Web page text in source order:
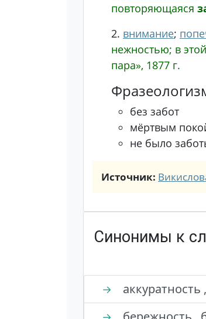
повторяющаяся
2. внимание;
нежностью; в
пара», 1877 г.
без забот
мёртвым
не было
Источник:
Синонимы к
→